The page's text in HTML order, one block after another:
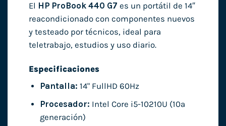
El HP ProBook 440 G7 es un portátil de 14″
reacondicionado con componentes nuevos
y testeado por técnicos, ideal para
teletrabajo, estudios y uso diario.
Especificaciones
Pantalla: 14" FullHD 60Hz
Procesador: Intel Core i5-10210U (10ª
generación)